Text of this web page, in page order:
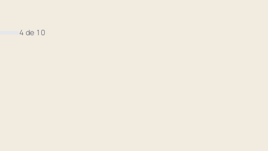
4 de 10